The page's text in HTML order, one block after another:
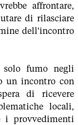
affrontare,
di rilasciare
dell'incontro
solo fumo negli
un incontro con
di ricevere
locali,
i provvedimenti